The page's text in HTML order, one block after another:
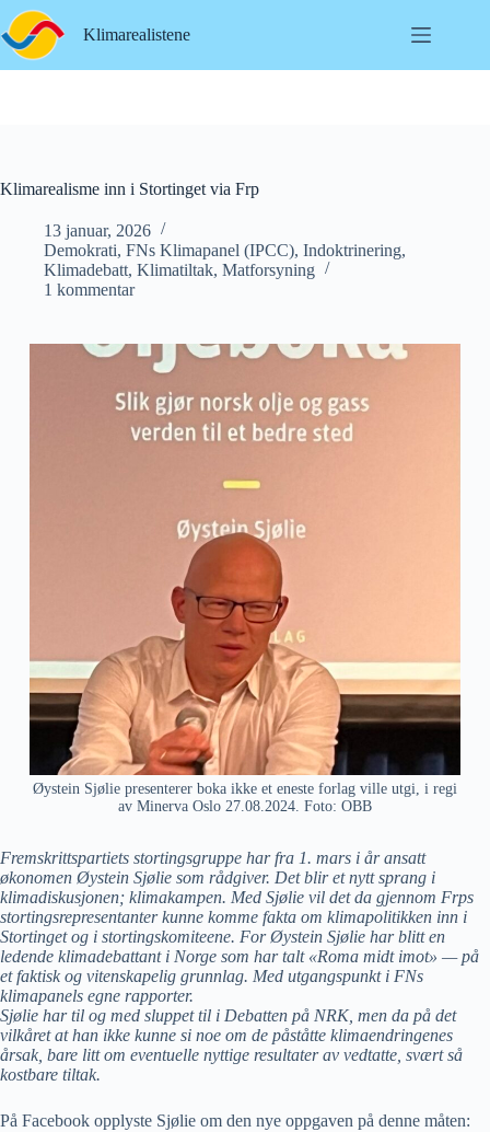
Hopp
til
innholdet
Klimarealistene
Klimarealisme inn i Stortinget via Frp
13 januar, 2026
Demokrati, FNs Klimapanel (IPCC), Indoktrinering,
Klimadebatt, Klimatiltak, Matforsyning
1 kommentar
Øystein Sjølie presenterer boka ikke et eneste forlag ville utgi, i regi
av Minerva Oslo 27.08.2024. Foto: OBB
Fremskrittspartiets stortingsgruppe har fra 1. mars i år ansatt
økonomen Øystein Sjølie som rådgiver. Det blir et nytt sprang i
klimadiskusjonen; klimakampen. Med Sjølie vil det da gjennom Frps
stortingsrepresentanter kunne komme fakta om klimapolitikken inn i
Stortinget og i stortingskomiteene. For Øystein Sjølie har blitt en
ledende klimadebattant i Norge som har talt «Roma midt imot» — på
et faktisk og vitenskapelig grunnlag. Med utgangspunkt i FNs
klimapanels egne rapporter.
Sjølie har til og med sluppet til i Debatten på NRK, men da på det
vilkåret at han ikke kunne si noe om de påståtte klimaendringenes
årsak, bare litt om eventuelle nyttige resultater av vedtatte, svært så
kostbare tiltak.
På Facebook opplyste Sjølie om den nye oppgaven på denne måten: